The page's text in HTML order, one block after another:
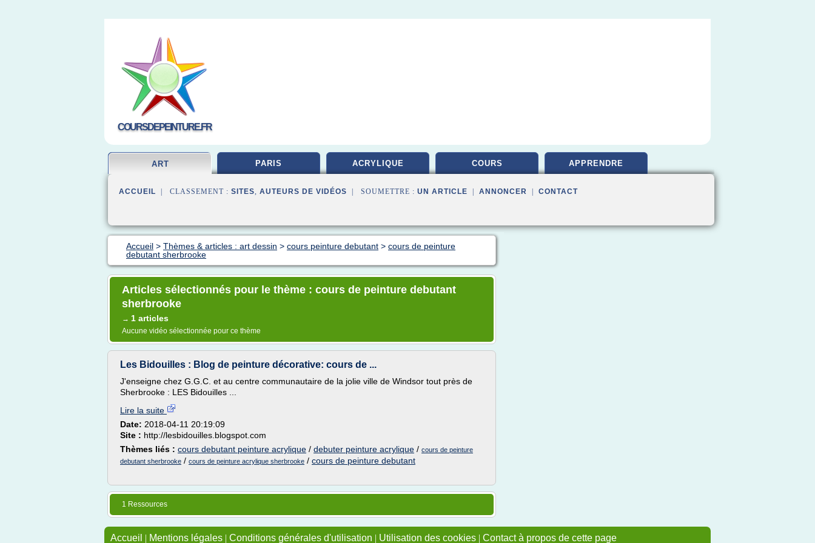
COURSDEPEINTURE.FR
ART PARIS ACRYLIQUE COURS APPRENDRE
ACCUEIL | CLASSEMENT : SITES, AUTEURS DE VIDÉOS | SOUMETTRE : UN ARTICLE ANNONCER CONTACT
Accueil > Thèmes & articles : art dessin > cours peinture debutant > cours de peinture
debutant sherbrooke
Articles sélectionnés pour le thème : cours de peinture debutant
sherbrooke
→ 1 articles
Aucune vidéo sélectionnée pour ce thème
Les Bidouilles : Blog de peinture décorative: cours de ...
J'enseigne chez G.G.C. et au centre communautaire de la jolie ville de Windsor tout près de
Sherbrooke : LES Bidouilles ...
Lire la suite
Date: 2018-04-11 20:19:09
Site : http://lesbidouilles.blogspot.com
Thèmes liés : cours debutant peinture acrylique / debuter peinture acrylique / cours de peinture
debutant sherbrooke / cours de peinture acrylique sherbrooke / cours de peinture debutant
1 Ressources
Accueil | Mentions légales | Conditions générales d'utilisation | Utilisation des cookies | Contact à propos de cette page